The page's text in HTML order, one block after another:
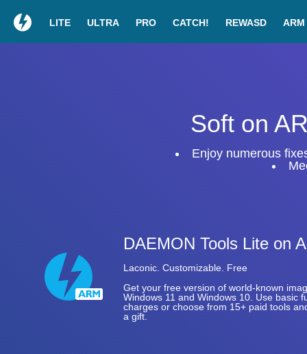
LITE ULTRA PRO CATCH! REWASD ARM
Soft on
Enjoy numerous
DAEMON Tools Lite on
Laconic. Customizable. Free
Get your free version of world-known
Windows 11 and Windows 10. Use basic
charges or choose from 15+ paid tools
a gift.